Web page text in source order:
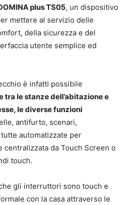
plus TS05, un dispositivo
mettere al servizio delle
della sicurezza e del
utente semplice ed
è infatti possibile
tra le stanze dell’abitazione e
le diverse funzioni
antifurto, scenari,
automatizzate per
da Touch Screen o
touch.
gli interruttori sono touch e
con la casa attraverso le